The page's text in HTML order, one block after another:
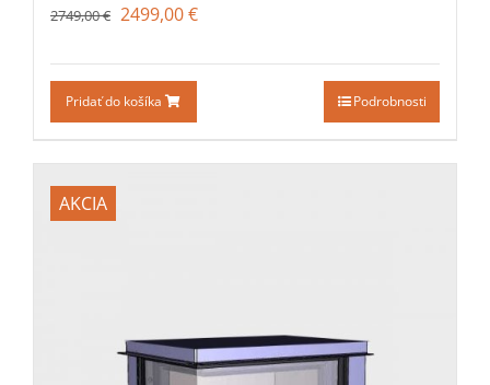
2749,00€ 2499,00€
Pridať do košíka Podrobnosti
AKCIA